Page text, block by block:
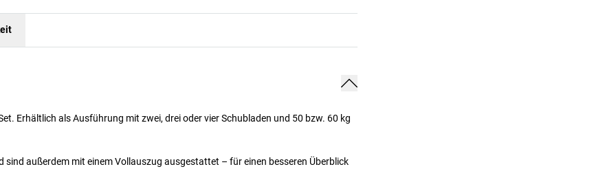
Erhältlich als Ausführung mit zwei, drei oder vier Schubladen und 50 bzw. 60 kg
außerdem mit einem Vollauszug ausgestattet – für einen besseren Überblick